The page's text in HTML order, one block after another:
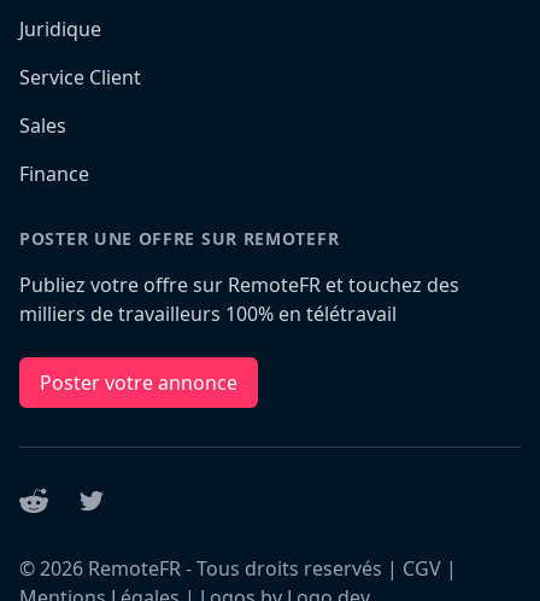
Juridique
Service Client
Sales
Finance
POSTER UNE OFFRE SUR REMOTEFR
Publiez votre offre sur RemoteFR et touchez des
milliers de travailleurs 100% en télétravail
Poster votre annonce
Reddit Twitter
©2026 RemoteFR - Tous droits reservés | CGV |